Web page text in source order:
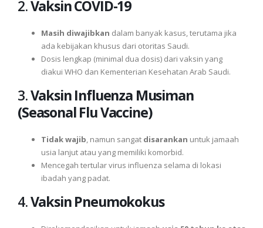
2.Vaksin COVID-19
Masih diwajibkan dalam banyak kasus, terutama jika
ada kebijakan khusus dari otoritas Saudi.
Dosis lengkap (minimal dua dosis) dari vaksin yang
diakui WHO dan Kementerian Kesehatan Arab Saudi.
3.Vaksin Influenza Musiman
(Seasonal Flu Vaccine)
Tidak wajib, namun sangat disarankan untuk jamaah
usia lanjut atau yang memiliki komorbid.
Mencegah tertular virus influenza selama di lokasi
ibadah yang padat.
4.Vaksin Pneumokokus